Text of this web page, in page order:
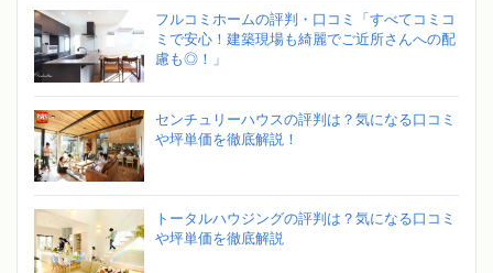
フルコミホームの評判・口コミ「すべてコミコ
ミで安心！建築現場も綺麗でご近所さんへの配
慮も◎！」
センチュリーハウスの評判は？気になる口コミ
や坪単価を徹底解説！
トータルハウジングの評判は？気になる口コミ
や坪単価を徹底解説